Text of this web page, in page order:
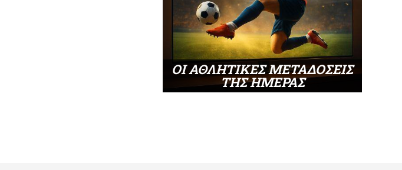
ΟΙ ΑΘΛΗΤΙΚΕΣ ΜΕΤΑΔΟΣΕΙΣ
ΤΗΣ ΗΜΕΡΑΣ